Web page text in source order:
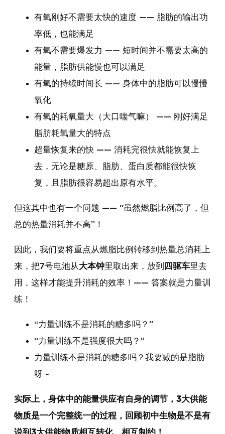
有氧刚好不需要太快的速度 —— 脂肪的输出功
率低，也能满足
有氧不需要爆发力 —— 短时间并不需要太高的
能量，脂肪供能慢也可以满足
有氧的持续时间长 —— 身体中的脂肪可以慢慢
氧化
有氧的耗氧量大（大口喘气嘛） —— 刚好满足
脂肪耗氧量大的特点
超量恢复来的快 —— 消耗完很快就能恢复上
去，无论是糖原、脂肪、蛋白质都能很快恢
复，且脂肪很容易超出原有水平。
但这其中也有一个问题 —— “虽然燃脂比例高了，但
总的热量消耗并不高”！
因此，我们要将重点从燃脂比例转移到热量总消耗上
来，把7号电池从大本钟里取出来，放到 四驱车里去
用，这样才能提升消耗的效率！—— 答案就是力量训
练！
“力量训练不是消耗的糖多吗？”
“力量训练不是强度很大吗？”
力量训练不是消耗的糖多吗？我要减的是脂肪
呀 ~
实际上，身体中的能量供应有自身的调节，3大供能
物质是一个完整统一的过程，回顾初中生物是不是有